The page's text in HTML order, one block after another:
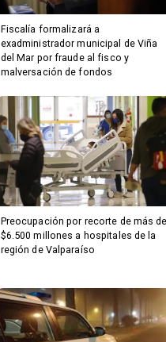
Fiscalía formalizará a
exadministrador municipal de Viña
del Mar por fraude al fisco y
malversación de fondos
Preocupación por recorte de más
$6.500 millones a hospitales de la
región de Valparaíso